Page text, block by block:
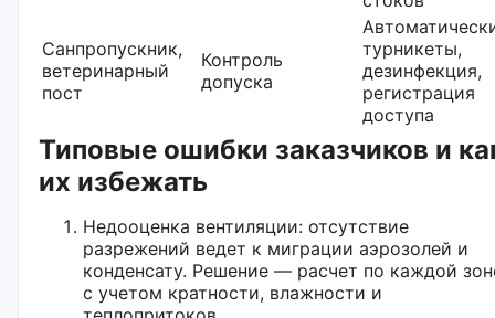
Санпропускник,
ветеринарный
пост
Контроль
допуска
турникеты,
дезинфекция,
регистрация
доступа
Типовые ошибки заказчиков и
их избежать
Недооценка вентиляции: отсутствие
разрежений ведет к миграции аэрозолей и
конденсату. Решение — расчет по каждой
с учетом кратности, влажности и